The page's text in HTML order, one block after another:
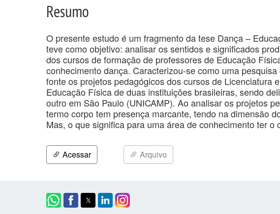
Resumo
O presente estudo é um fragmento da tese Dança –
teve como objetivo: analisar os sentidos e significados
dos cursos de formação de professores de Educação
conhecimento dança. Caracterizou-se como uma
fonte os projetos pedagógicos dos cursos de Licenciatura
Educação Física de duas instituições brasileiras, sendo
outro em São Paulo (UNICAMP). Ao analisar os projetos
termo corpo tem presença marcante, tendo na dimensão
Mas, o que significa para uma área de conhecimento ter o
Acessar Arquivo